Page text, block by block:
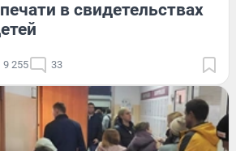
в свидетельствах
9 255 33